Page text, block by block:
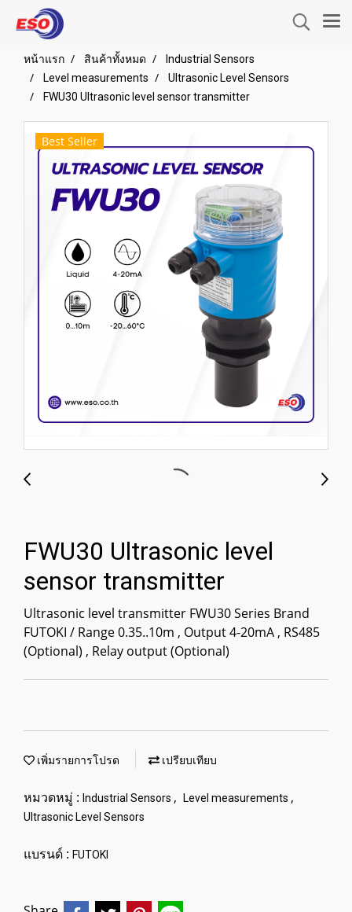
หน้าแรก สินค้าทั้งหมด
Industrial Sensors
Level measurements
Ultrasonic Level Sensors
FWU30 Ultrasonic level sensor transmitter
Best Seller
FWU30 Ultrasonic level
sensor transmitter
Ultrasonic level transmitter FWU30 Series Brand
FUTOKI / Range 0.35..10m , Output 4-20mA , RS485
(Optional) , Relay output (Optional)
เพิ่มรายการโปรด เปรียบเทียบ
หมวดหมู่ : Industrial Sensors , Level measurements ,
Ultrasonic Level Sensors
แบรนด์ : FUTOKI